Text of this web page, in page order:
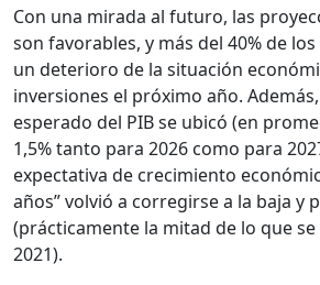
Con una mirada al futuro, las
son favorables, y más del 40% de
un deterioro de la situación
inversiones el próximo año.
esperado del PIB se ubicó (en
1,5% tanto para 2026 como para
expectativa de crecimiento
años” volvió a corregirse a la baja y
(prácticamente la mitad de lo que
2021).